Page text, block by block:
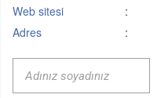
Web sitesi
:
Adres :